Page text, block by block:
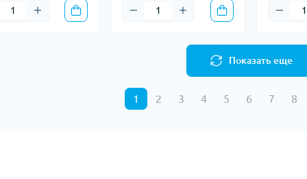
Показать еще
1 2 3 4 5 6 7 8